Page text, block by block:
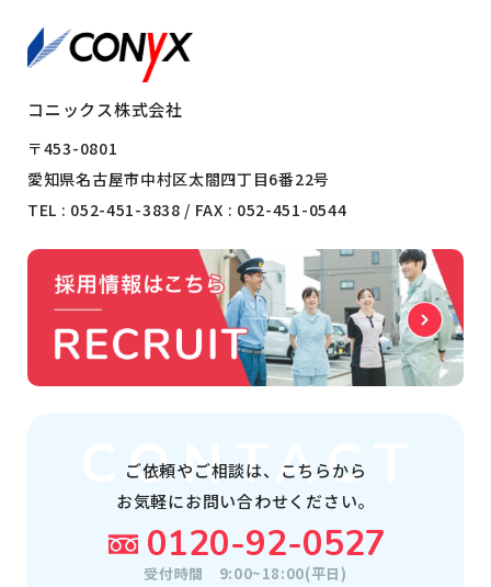
コニックス株式会社
〒453-0801
愛知県名古屋市中村区太閤四丁目6番22号
TEL : 052-451-3838 / FAX : 052-451-0544
ご依頼やご相談は、
こちらから
お気軽にお問い合わせください。
0120-92-0527
受付時間 9:00~18:00(平日)